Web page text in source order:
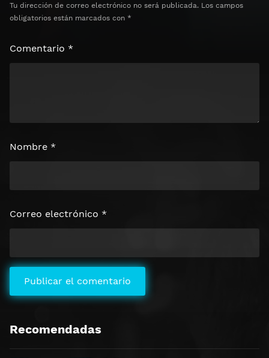
Tu dirección de correo electrónico no será publicada. Los campos
obligatorios están marcados con *
Comentario *
Nombre *
Correo electrónico *
Recomendadas